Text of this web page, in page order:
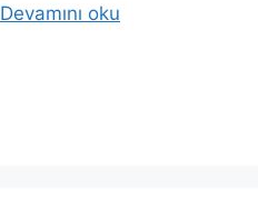
Devamını oku